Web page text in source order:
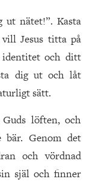
ut nätet!”. Kasta
Jesus titta på
och ditt
dig ut och låt
sätt.
löften, och
bär. Genom det
och vördnad
själ och finner